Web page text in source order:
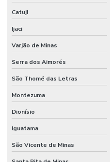
Catuji
Ijaci
Varjão de Minas
Serra dos Aimorés
São Thomé das Letras
Montezuma
Dionísio
Iguatama
São Vicente de Minas